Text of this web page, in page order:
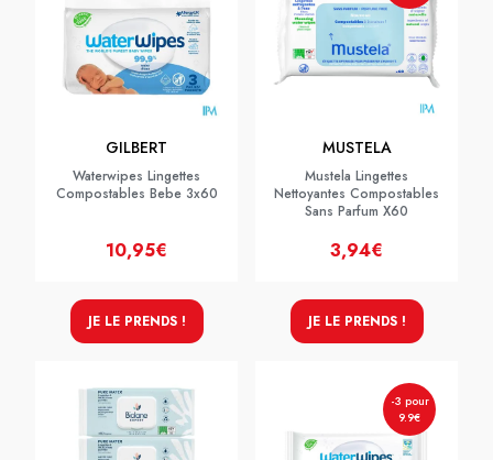
GILBERT
Waterwipes Lingettes
Compostables Bebe 3x60
10,95€
JE LE PRENDS !
MUSTELA
Mustela Lingettes
Nettoyantes Compostables
Sans Parfum X60
3,94€
JE LE PRENDS !
-3 pour
9.9€